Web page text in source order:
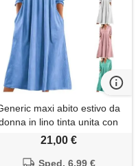
maxi abito estivo da
in lino tinta unita con
maniche a tre quarti e pieghe
lunghezza per donne abiti da
21,00 €
Sped. 6,99 €